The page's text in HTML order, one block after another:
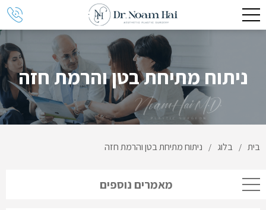
ניתוח מתיחת בטן והרמת חזה
בית / בלוג / ניתוח מתיחת בטן והרמת חזה
מאמרים נוספים